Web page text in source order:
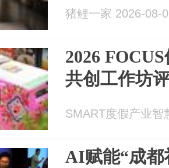
猪鲤一家 2026-08-
2026
共创工作坊
SMART度假产业智
AI赋能“成都